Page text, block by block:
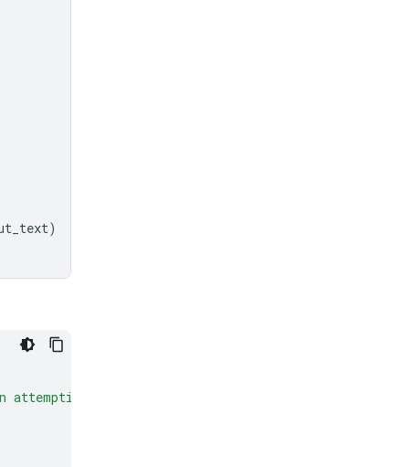
)
attempting to trick the user into clicking a